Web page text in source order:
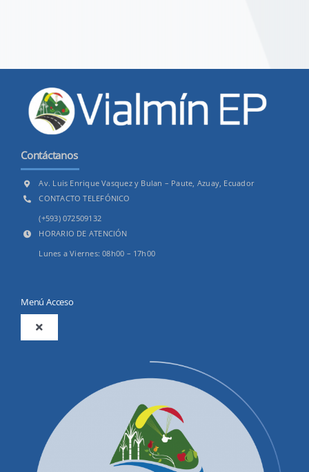
Contáctanos
Av. Luis Enrique Vasquez y Bulan – Paute, Azuay, Ecuador
CONTACTO TELEFÓNICO
(+593) 072509132
HORARIO DE ATENCIÓN
Lunes a Viernes: 08h00 – 17h00
Menú Acceso
Toggle
Productos y Servicios
Convocatorias Precalificación